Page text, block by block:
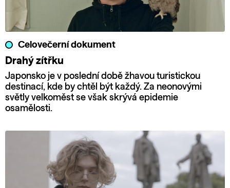
Celovečerní dokument
Drahý zítřku
Japonsko je v poslední době žhavou turistickou
destinací, kde by chtěl být každý. Za neonovými
světly velkoměst se však skrývá epidemie
osamělosti.